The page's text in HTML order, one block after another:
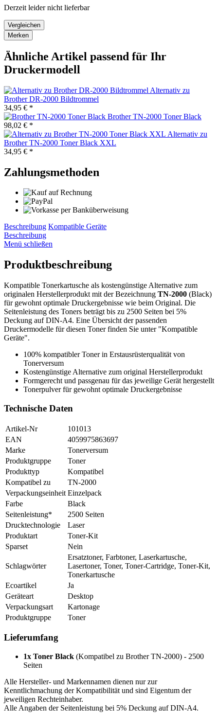
Derzeit leider nicht lieferbar
Vergleichen
Merken
Ähnliche Artikel passend für Ihr
Druckermodell
Alternativ zu
Brother DR-2000 Bildtrommel
34,95 € *
Brother TN-2000 Toner Black
98,02 € *
Alternativ zu
Brother TN-2000 Toner Black XXL
34,95 € *
Zahlungsmethoden
Beschreibung Kompatible Geräte
Beschreibung
Menü schließen
Produktbeschreibung
Kompatible Tonerkartusche als kostengünstige Alternative zum
originalen Herstellerprodukt mit der Bezeichnung TN-2000 (Black)
für gewohnt optimale Druckergebnisse wie beim Original. Die
Seitenleistung des Toners beträgt bis zu 2500 Seiten bei 5%
Deckung auf DIN-A4. Eine Übersicht der passenden
Druckermodelle für diesen Toner finden Sie unter "Kompatible
Geräte".
100% kompatibler Toner in Erstausrüsterqualität von
Tonerversum
Kostengünstige Alternative zum original Herstellerprodukt
Formgerecht und passgenau für das jeweilige Gerät hergestellt
Tonerpulver für gewohnt optimale Druckergebnisse
Technische Daten
Artikel-Nr
101013
EAN
4059975863697
Marke
Tonerversum
Produktgruppe
Toner
Produkttyp
Kompatibel
Kompatibel zu
TN-2000
Verpackungseinheit Einzelpack
Farbe
Black
Seitenleistung*
2500 Seiten
Drucktechnologie
Laser
Produktart
Toner-Kit
Sparset
Nein
Schlagwörter
Ersatztoner, Farbtoner, Laserkartusche,
Lasertoner, Toner, Toner-Cartridge, Toner-Kit,
Tonerkartusche
Ecoartikel
Ja
Geräteart
Desktop
Verpackungsart
Kartonage
Produktgruppe
Toner
Lieferumfang
1x Toner Black (Kompatibel zu Brother TN-2000) - 2500
Seiten
Alle Hersteller- und Markennamen dienen nur zur
Kenntlichmachung der Kompatibilität und sind Eigentum der
jeweiligen Rechteinhaber.
Alle Angaben der Seitenleistung bei 5% Deckung auf DIN-A4.